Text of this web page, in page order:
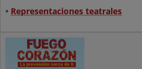
• Representaciones teatrales